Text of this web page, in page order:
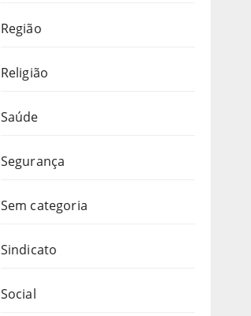
Região
Religião
Saúde
Segurança
Sem categoria
Sindicato
Social